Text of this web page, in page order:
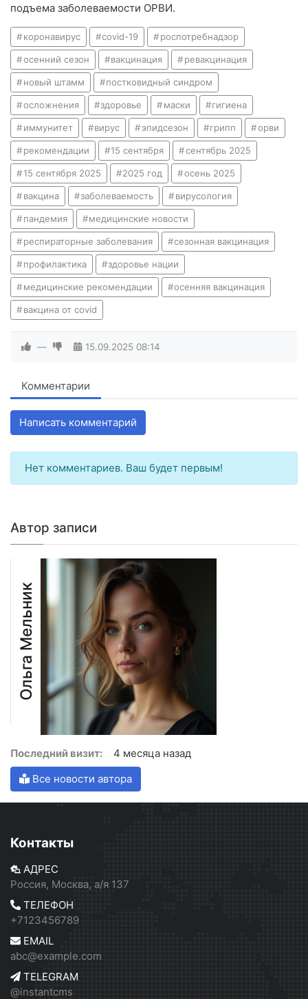
подъема заболеваемости ОРВИ.
коронавирус covid-19 роспотребнадзор
осенний сезон вакцинация ревакцинация
новый штамм постковидный синдром
осложнения здоровье маски гигиена
иммунитет вирус эпидсезон грипп орви
рекомендации 15 сентября сентябрь 2025
15 сентября 2025 2025 год осень 2025
вакцина заболеваемость вирусология
пандемия медицинские новости
респираторные заболевания сезонная вакцинация
профилактика здоровье нации
медицинские рекомендации осенняя вакцинация
вакцина от covid
— 15.09.2025 08:14
Комментарии
Написать комментарий
Нет комментариев. Ваш будет первым!
Автор записи
Ольга Мельник
Последний визит:
4 месяца назад
Все новости автора
Контакты
АДРЕС
Россия, Москва, а/я 137
ТЕЛЕФОН
+7123456789
EMAIL
abc@example.com
TELEGRAM
@instantcms